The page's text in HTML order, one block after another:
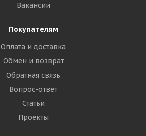
Вакансии
Покупателям
Оплата и доставка
Обмен и возврат
Обратная связь
Вопрос-ответ
Статьи
Проекты